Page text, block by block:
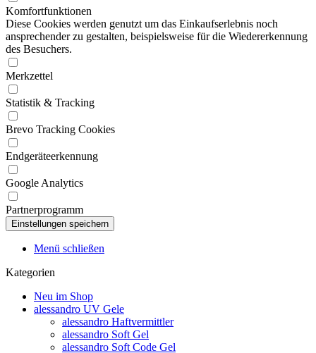
Komfortfunktionen
Diese Cookies werden genutzt um das Einkaufserlebnis noch
ansprechender zu gestalten, beispielsweise für die Wiedererkennung
des Besuchers.
Merkzettel
Statistik & Tracking
Brevo Tracking Cookies
Endgeräteerkennung
Google Analytics
Partnerprogramm
Menü schließen
Kategorien
Neu im Shop
alessandro UV Gele
alessandro Haftvermittler
alessandro Soft Gel
alessandro Soft Code Gel